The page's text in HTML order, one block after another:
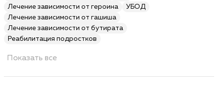
Лечение зависимости от героина
УБОД
Лечение зависимости от гашиша
Лечение зависимости от бутирата
Реабилитация подростков
Показать все